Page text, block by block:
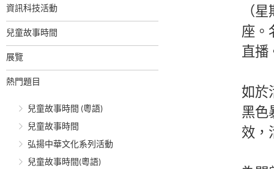
資訊科技活動
兒童故事時間
展覽
熱門題目
兒童故事時間 (粵語)
兒童故事時間
弘揚中華文化系列活動
兒童故事時間(粵語)
（
座。
直播
如於
黑色
效，